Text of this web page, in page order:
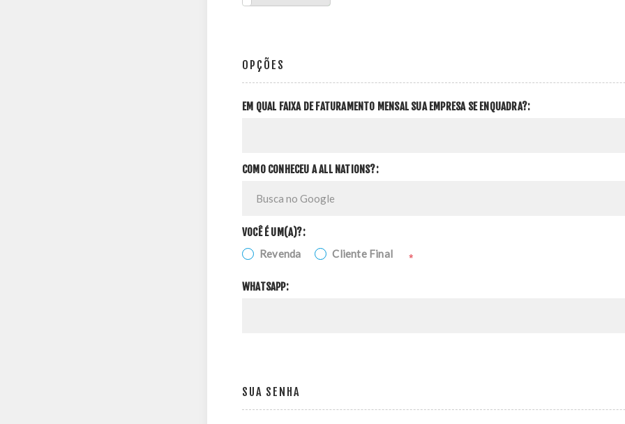
OPÇÕES
EM QUAL FAIXA DE FATURAMENTO MENSAL SUA EMPRESA SE ENQUADRA?:
COMO CONHECEU A ALL NATIONS?:
VOCÊ É UM(A)?:
Revenda Cliente Final *
WHATSAPP:
SUA SENHA